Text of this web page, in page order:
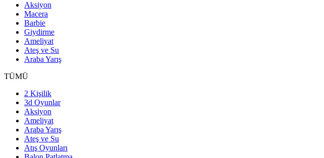
Aksiyon
Macera
Barbie
Giydirme
Ameliyat
Ateş ve Su
Araba Yarış
TÜMÜ
2 Kişilik
3d Oyunlar
Aksiyon
Ameliyat
Araba Yarış
Ateş ve Su
Atış Oyunları